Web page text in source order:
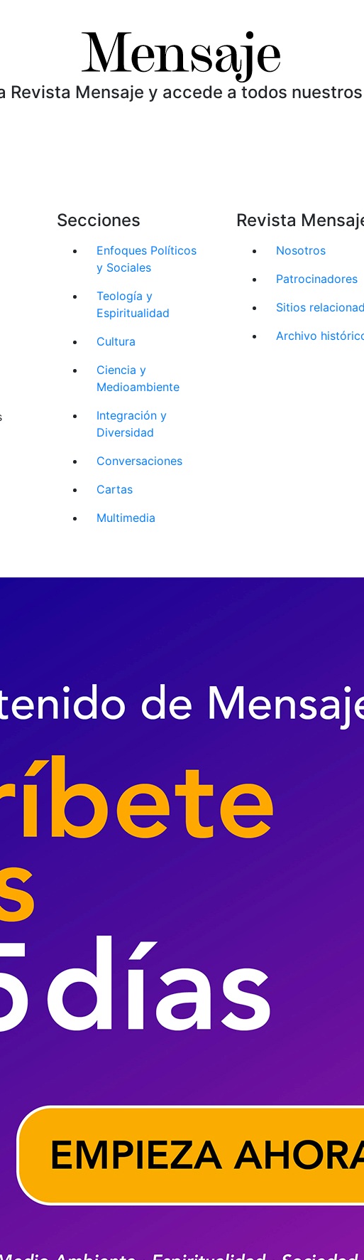
Revista Mensaje y accede a todos
Secciones
Enfoques Políticos
y Sociales
Teología y
Espiritualidad
Cultura
Ciencia y
Medioambiente
Integración y
Diversidad
Conversaciones
Cartas
Multimedia
Revista
Nosotros
Patrocinadores
Sitios
Archivo